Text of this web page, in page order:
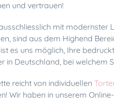
und vertrauen!
mit modernster
sind aus dem Highend
es uns möglich, Ihre
in Deutschland, bei welchem
reicht von individuellen
Wir haben in unserem